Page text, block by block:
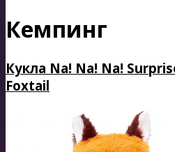
Кемпинг
Кукла Na! Na! Na!
Foxtail